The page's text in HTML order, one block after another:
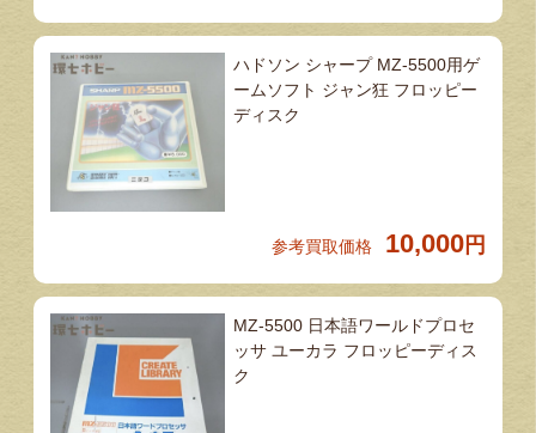
ハドソン シャープ MZ-5500用ゲ
ームソフト ジャン狂 フロッピー
ディスク
参考買取価格 10,000 円
MZ-5500 日本語ワールドプロセ
ッサ ユーカラ フロッピーディス
ク